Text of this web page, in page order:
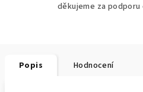
děkujeme za
Popis Hodnocení